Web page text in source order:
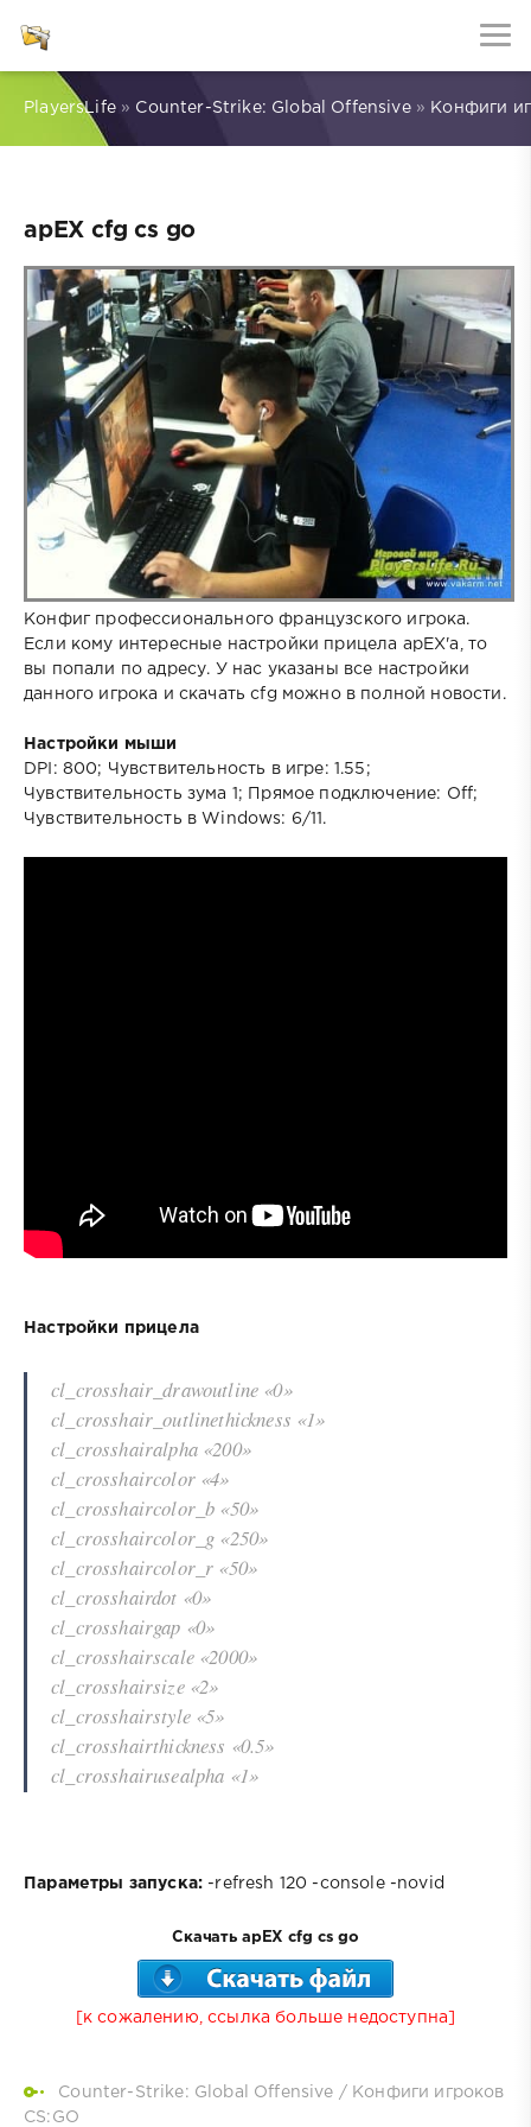
PlayersLife» Counter-Strike: Global Offensive» Конфиги
apEX cfg cs go
Конфиг профессионального французского игрока.
Если кому интересные настройки прицела apEX'а, то
вы попали по адресу. У нас указаны все настройки
данного игрока и скачать cfg можно в полной новости.
Настройки мыши
DPI: 800; Чувствительность в игре: 1.55;
Чувствительность зума 1; Прямое подключение: Off;
Чувствительность в Windows: 6/11.
Настройки прицела
cl_crosshair_drawoutline «0»
cl_crosshair_outlinethickness «1»
cl_crosshairalpha «200»
cl_crosshaircolor «4»
cl_crosshaircolor_b «50»
cl_crosshaircolor_g «250»
cl_crosshaircolor_r «50»
cl_crosshairdot «0»
cl_crosshairgap «0»
cl_crosshairscale «2000»
cl_crosshairsize «2»
cl_crosshairstyle «5»
cl_crosshairthickness «0.5»
cl_crosshairusealpha «1»
Параметры запуска: -refresh 120 -console -novid
Скачать apEX cfg cs go
[к сожалению, ссылка больше недоступна]
Counter-Strike: Global Offensive / Конфиги игроков
CS:GO